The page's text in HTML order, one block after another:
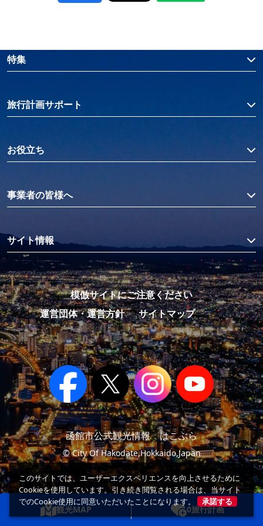
観光MAP 0旅行計画
特集
旅行計画サポート
お役立ち
事業者の皆様へ
サイト情報
模倣サイトにご注意ください
運営団体・運営方針
サイトマップ
函館市公式観光情報 はこぶら
© City Of Hakodate,Hokkaido,Japan
このサイトでは、ユーザーエクスペリエンスを向上させるために
Cookieを使用しています。引き続き閲覧される場合は、当サイト
でのCookie使用に同意いただいたことになります。
承諾する